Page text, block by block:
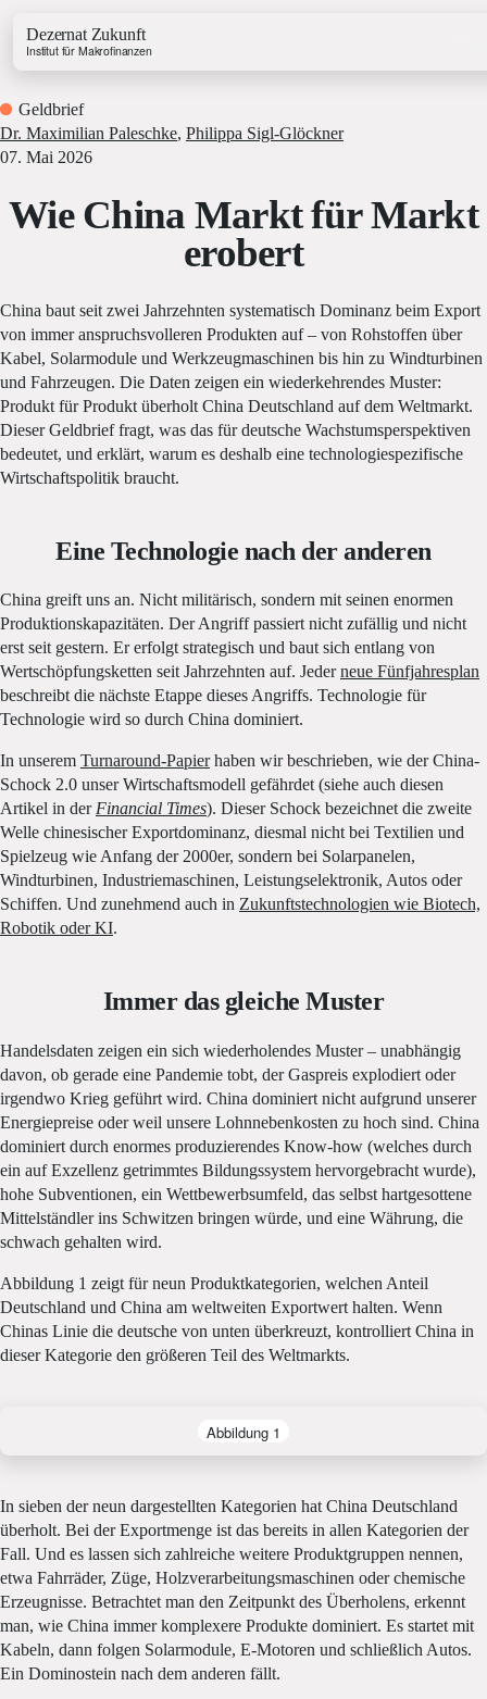
Dezernat Zukunft
Institut für Makrofinanzen
Growth & Budget Lab
Energy Lab
Price Lab
Haushaltstracker
Investitionstracker
Geldbrief
Dr. Maximilian Paleschke, Philippa Sigl-Glöckner
07. Mai 2026
Wie China Markt für Markt
erobert
China baut seit zwei Jahrzehnten systematisch Dominanz beim Export
von immer anspruchsvolleren Produkten auf – von Rohstoffen über
Kabel, Solarmodule und Werkzeugmaschinen bis hin zu Windturbinen
und Fahrzeugen. Die Daten zeigen ein wiederkehrendes Muster:
Produkt für Produkt überholt China Deutschland auf dem Weltmarkt.
Dieser Geldbrief fragt, was das für deutsche Wachstumsperspektiven
bedeutet, und erklärt, warum es deshalb eine technologiespezifische
Wirtschaftspolitik braucht.
Eine Technologie nach der anderen
China greift uns an. Nicht militärisch, sondern mit seinen enormen
Produktionskapazitäten. Der Angriff passiert nicht zufällig und nicht
erst seit gestern. Er erfolgt strategisch und baut sich entlang von
Wertschöpfungsketten seit Jahrzehnten auf. Jederneue Fünfjahresplan
beschreibt die nächste Etappe dieses Angriffs. Technologie für
Technologie wird so durch China dominiert.
In unserem Turnaround-Papierhaben wir beschrieben, wie der China-
Schock 2.0 unser Wirtschaftsmodell gefährdet (siehe auch diesen
Artikel in derFinancial Times). Dieser Schock bezeichnet die zweite
Welle chinesischer Exportdominanz, diesmal nicht bei Textilien und
Spielzeug wie Anfang der 2000er, sondern bei Solarpanelen,
Windturbinen, Industriemaschinen, Leistungselektronik, Autos oder
Schiffen. Und zunehmend auch in Zukunftstechnologien wie Biotech,
Robotik oder KI.
Immer das gleiche Muster
Handelsdaten zeigen ein sich wiederholendes Muster – unabhängig
davon, ob gerade eine Pandemie tobt, der Gaspreis explodiert oder
irgendwo Krieg geführt wird. China dominiert nicht aufgrund unserer
Energiepreise oder weil unsere Lohnnebenkosten zu hoch sind. China
dominiert durch enormes produzierendes Know-how (welches durch
ein auf Exzellenz getrimmtes Bildungssystem hervorgebracht wurde),
hohe Subventionen, ein Wettbewerbsumfeld, das selbst hartgesottene
Mittelständler ins Schwitzen bringen würde, und eine Währung, die
schwach gehalten wird.
Abbildung 1 zeigt für neun Produktkategorien, welchen Anteil
Deutschland und China am weltweiten Exportwert halten. Wenn
Chinas Linie die deutsche von unten überkreuzt, kontrolliert China in
dieser Kategorie den größeren Teil des Weltmarkts.
Abbildung 1
In sieben der neun dargestellten Kategorien hat China Deutschland
überholt. Bei der Exportmenge ist das bereits in allen Kategorien der
Fall. Und es lassen sich zahlreiche weitere Produktgruppen nennen,
etwa Fahrräder, Züge, Holzverarbeitungsmaschinen oder chemische
Erzeugnisse. Betrachtet man den Zeitpunkt des Überholens, erkennt
man, wie China immer komplexere Produkte dominiert. Es startet mit
Kabeln, dann folgen Solarmodule, E-Motoren und schließlich Autos.
Ein Dominostein nach dem anderen fällt.